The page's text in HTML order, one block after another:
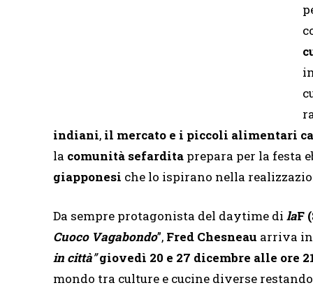
indiani, il mercato e i piccoli alimentari
la comunità sefardita prepara per la festa
giapponesi che lo ispirano nella
Da sempre protagonista del daytime di laF
Cuoco Vagabondo”, Fred Chesneau arriva in
in città” giovedì 20 e 27 dicembre alle ore
mondo tra culture e cucine diverse